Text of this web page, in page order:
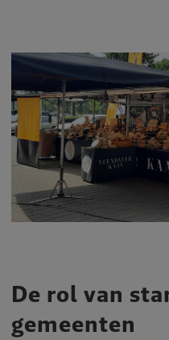
De rol van
gemeenten